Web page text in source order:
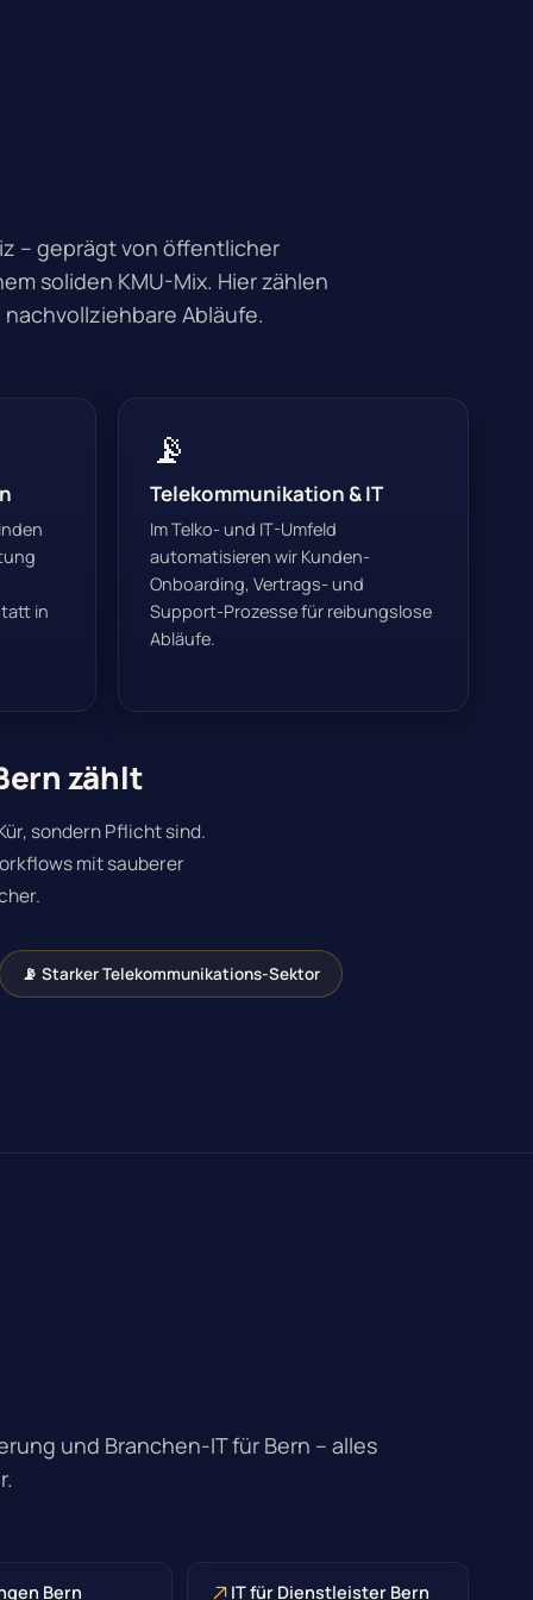
– geprägt von öffentlicher
soliden KMU-Mix. Hier zählen
Abläufe.
in
📡
Telekommunikation & IT
Im Telko- und IT-Umfeld
automatisieren wir Kunden-
Onboarding, Vertrags- und
Support-Prozesse für reibungslose
Abläufe.
zählt
sondern Pflicht sind.
mit sauberer
📡 Starker Telekommunikations-Sektor
und Branchen-IT für Bern – alles
Bern IT für Dienstleister Bern